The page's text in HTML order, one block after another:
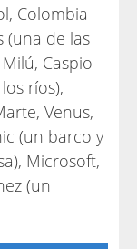
Colombia
(una de las
Caspio
ríos),
Venus,
(un barco y
Microsoft,
(un